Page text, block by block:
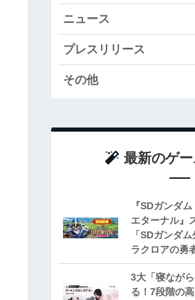
ニュース
プレスリリース
その他
最新のゲ
『SDガンダ
エターナル』
「SDガンダ
ラクロアの勇
3大「寝なが
る！7段階の